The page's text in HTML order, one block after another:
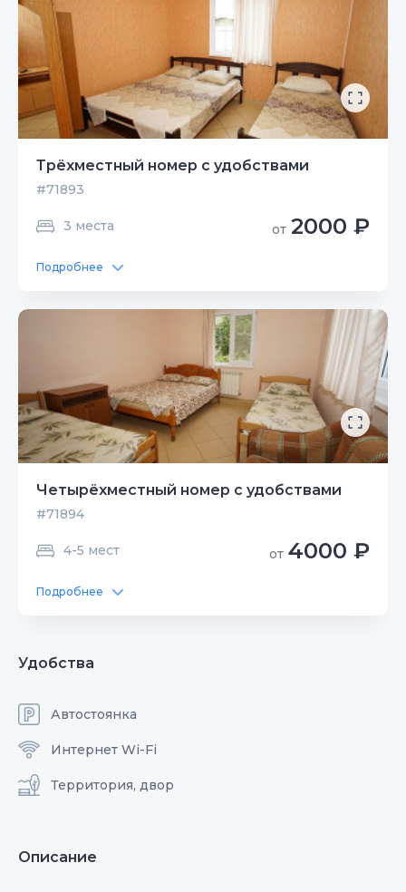
Трёхместный номер с удобствами
#71893
3 места от 2000 ₽
Подробнее
Четырёхместный номер с удобствами
#71894
4-5 мест от 4000 ₽
Подробнее
Удобства
Автостоянка
Интернет Wi-Fi
Территория, двор
Описание